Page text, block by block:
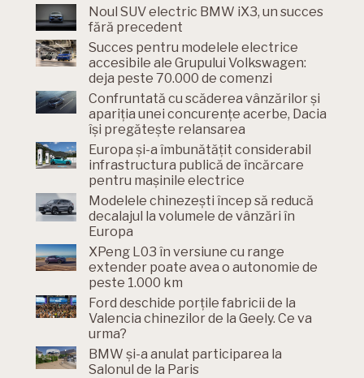
Noul SUV electric BMW iX3, un succes
fără precedent
Succes pentru modelele electrice
accesibile ale Grupului Volkswagen:
deja peste 70.000 de comenzi
Confruntată cu scăderea vânzărilor și
apariția unei concurențe acerbe, Dacia
își pregătește relansarea
Europa și-a îmbunătățit considerabil
infrastructura publică de încărcare
pentru mașinile electrice
Modelele chinezești încep să reducă
decalajul la volumele de vânzări în
Europa
XPeng L03 în versiune cu range
extender poate avea o autonomie de
peste 1.000 km
Ford deschide porțile fabricii de la
Valencia chinezilor de la Geely. Ce va
urma?
BMW și-a anulat participarea la
Salonul de la Paris